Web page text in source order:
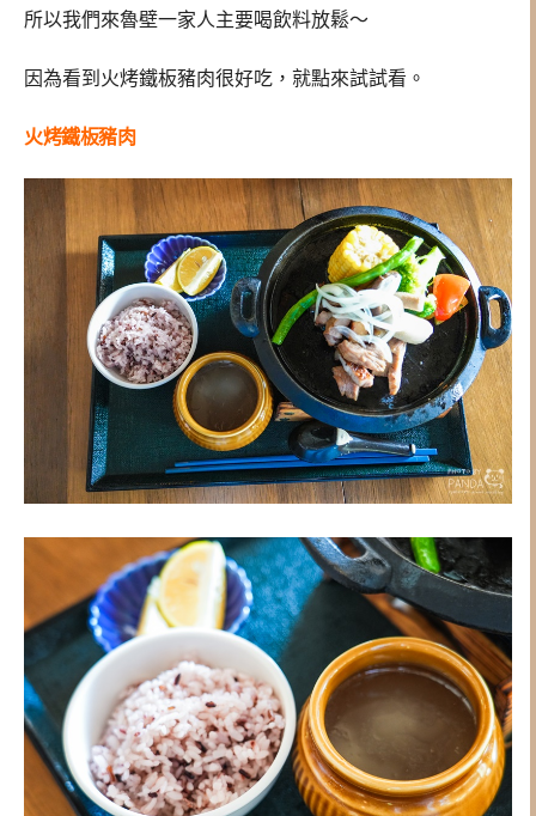
所以我們來魯壁一家人主要喝飲料放鬆～
因為看到火烤鐵板豬肉很好吃，就點來試試看。
火烤鐵板豬肉